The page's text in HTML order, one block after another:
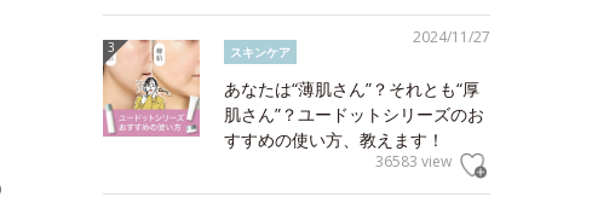
2024/11/27
スキンケア
あなたは“薄肌さん”？それとも“厚
肌さん”？ユードットシリーズのお
すすめの使い方、教えます！
36583 view